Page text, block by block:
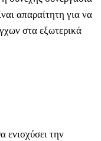
απαραίτητη για να
στα εξωτερικά
ενισχύσει την